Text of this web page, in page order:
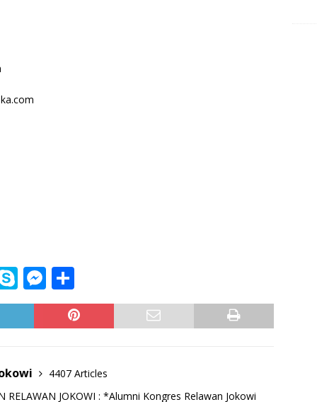
S
k
y
e
M
e
ss
n
g
h
ar
4407 Articles
RELAWAN JOKOWI : *Alumni Kongres Relawan Jokowi